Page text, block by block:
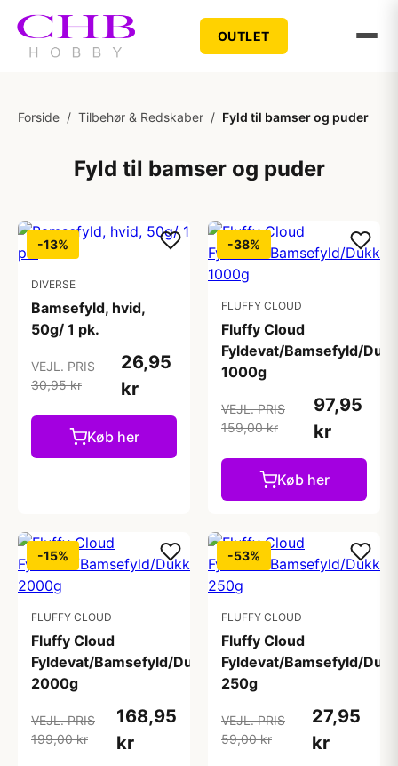
OUTLET
Forside / Tilbehør & Redskaber / Fyld til bamser og puder
Fyld til bamser og puder
-13%
DIVERSE
Bamsefyld, hvid,
50g/ 1 pk.
VEJL. PRIS
30,95 kr
26,95
kr
Køb her
-38%
FLUFFY CLOUD
Fluffy Cloud
Fyldevat/Bamsefyld/
1000g
VEJL. PRIS
159,00 kr
97,95
kr
Køb her
-15%
FLUFFY CLOUD
Fluffy Cloud
Fyldevat/Bamsefyld/Dukkefyld/Pudefyld/Vat
2000g
VEJL. PRIS
199,00 kr
168,95
kr
-53%
FLUFFY CLOUD
Fluffy Cloud
Fyldevat/Bamsefyld/
250g
VEJL. PRIS
59,00 kr
27,95
kr